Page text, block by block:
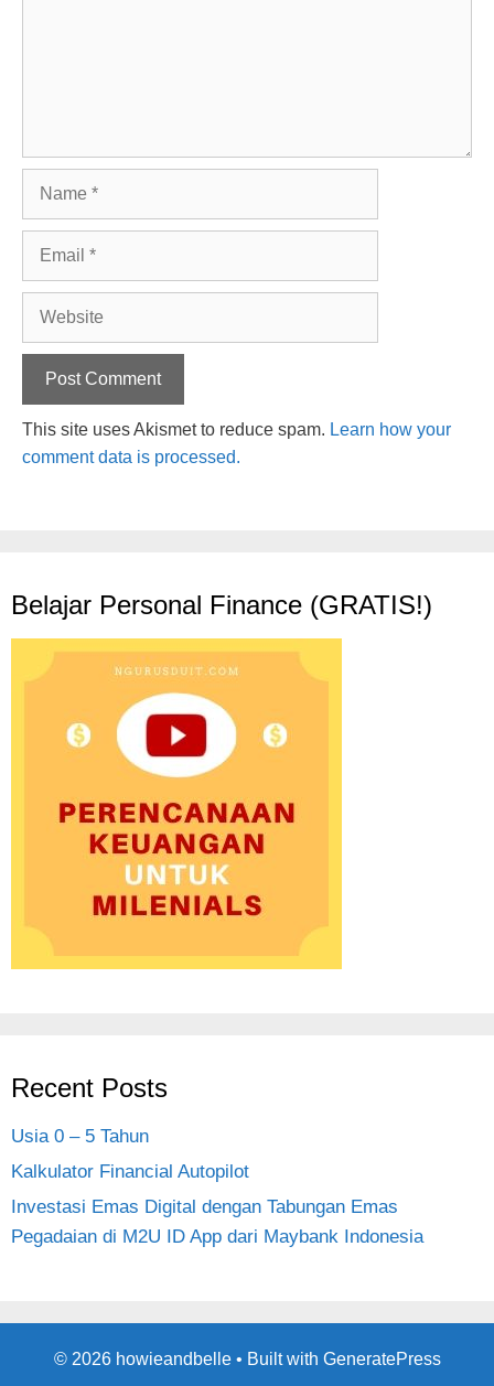
Name
Email
Website
This site uses Akismet to reduce spam. Learn how your
comment data is processed.
Belajar Personal Finance (GRATIS!)
Recent Posts
Usia 0 – 5 Tahun
Kalkulator Financial Autopilot
Investasi Emas Digital dengan Tabungan Emas
Pegadaian di M2U ID App dari Maybank Indonesia
© 2026 howieandbelle• Built with GeneratePress